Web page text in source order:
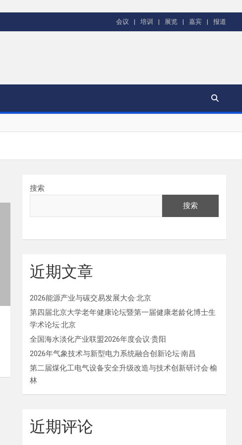
会议 培训 展览 嘉宾 报道
搜索
搜索
近期文章
2026能源产业与碳交易发展大会·北京
第四届北京大学老年健康论坛暨第一届健康老龄化博士生
学术论坛·北京
全国海水淡化产业联盟2026年度会议·贵阳
2026年气象技术与新型电力系统融合创新论坛·南昌
第二届煤化工电气设备安全升级改造与技术创新研讨会·榆
林
近期评论